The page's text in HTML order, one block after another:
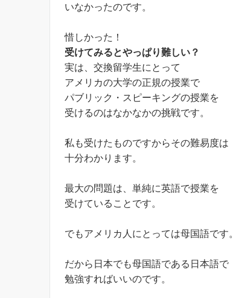
いなかったのです。
惜しかった！
受けてみるとやっぱり難しい？
実は、交換留学生にとって
アメリカの大学の正規の授業で
パブリック・スピーキングの授業を
受けるのはなかなかの挑戦です。
私も受けたものですからその難易度は
十分わかります。
最大の問題は、単純に英語で授業を
受けていることです。
でもアメリカ人にとっては母国語です。
だから日本でも母国語である日本語で
勉強すればいいのです。